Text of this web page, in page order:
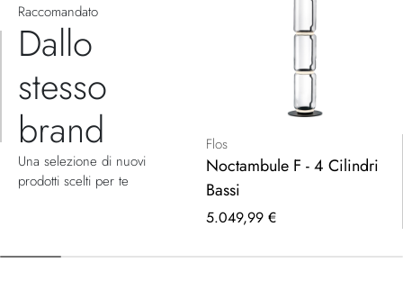
Raccomandato
Dallo
stesso
brand
Una selezione di nuovi
prodotti scelti per te
Flos
Noctambule F - 4 Cilindri
Bassi
5.049,99 €